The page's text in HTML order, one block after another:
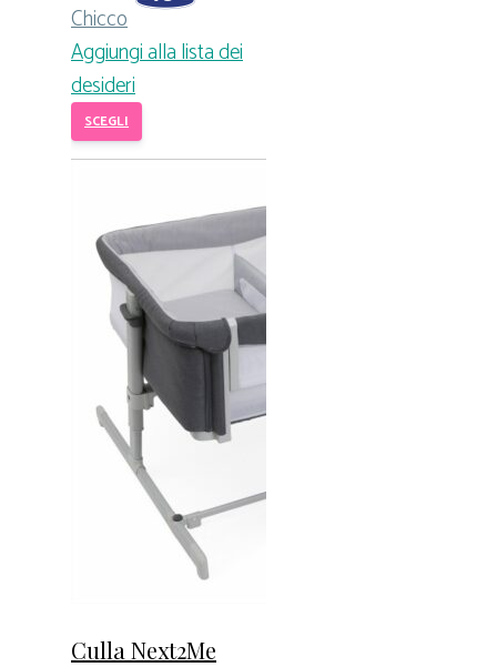
Chicco
Aggiungi alla lista dei
desideri
SCEGLI
Culla Next2Me